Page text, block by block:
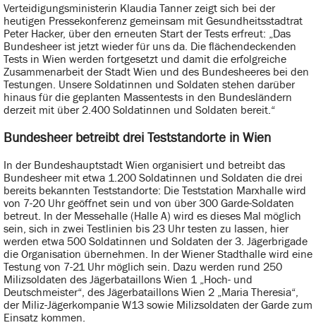
Verteidigungsministerin Klaudia Tanner zeigt sich bei der
heutigen Pressekonferenz gemeinsam mit Gesundheitsstadtrat
Peter Hacker, über den erneuten Start der Tests erfreut: „Das
Bundesheer ist jetzt wieder für uns da. Die flächendeckenden
Tests in Wien werden fortgesetzt und damit die erfolgreiche
Zusammenarbeit der Stadt Wien und des Bundesheeres bei den
Testungen. Unsere Soldatinnen und Soldaten stehen darüber
hinaus für die geplanten Massentests in den Bundesländern
derzeit mit über 2.400 Soldatinnen und Soldaten bereit.“
Bundesheer betreibt drei Teststandorte in Wien
In der Bundeshauptstadt Wien organisiert und betreibt das
Bundesheer mit etwa 1.200 Soldatinnen und Soldaten die drei
bereits bekannten Teststandorte: Die Teststation Marxhalle wird
von 7-20 Uhr geöffnet sein und von über 300 Garde-Soldaten
betreut. In der Messehalle (Halle A) wird es dieses Mal möglich
sein, sich in zwei Testlinien bis 23 Uhr testen zu lassen, hier
werden etwa 500 Soldatinnen und Soldaten der 3. Jägerbrigade
die Organisation übernehmen. In der Wiener Stadthalle wird eine
Testung von 7-21 Uhr möglich sein. Dazu werden rund 250
Milizsoldaten des Jägerbataillons Wien 1 „Hoch- und
Deutschmeister“, des Jägerbataillons Wien 2 „Maria Theresia“,
der Miliz-Jägerkompanie W13 sowie Milizsoldaten der Garde zum
Einsatz kommen.